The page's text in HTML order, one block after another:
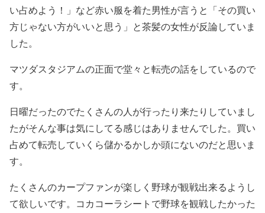
い占めよう！」など赤い服を着た男性が言うと「その買い
方じゃない方がいいと思う」と茶髪の女性が反論していま
した。
マツダスタジアムの正面で堂々と転売の話をしているので
す。
日曜だったのでたくさんの人が行ったり来たりしていまし
たがそんな事は気にしてる感じはありませんでした。買い
占めて転売していくら儲かるかしか頭にないのだと思いま
す。
たくさんのカープファンが楽しく野球が観戦出来るようし
て欲しいです。コカコーラシートで野球を観戦したかった